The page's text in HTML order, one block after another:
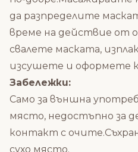
да разпределите
време на действие от
свалете маската,
изсушете и оформете
Забележки:
Само за външна
място, недостъпно за
контакт с
сухо място.